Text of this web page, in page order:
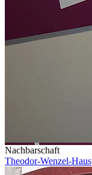
Nachbarschaft
Theodor-Wenzel-Haus